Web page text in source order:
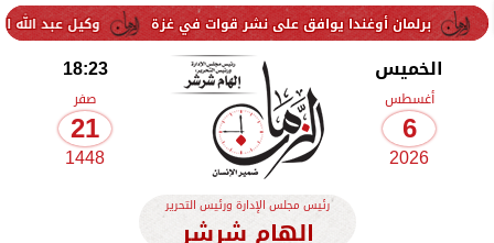
وكيل عبد الله السعيد: لم أوغندا يوافق على نشر قوات في غزة
الخميس
أغسطس
6
2026
18:23
صفر
21
1448
رئيس مجلس الإدارة ورئيس التحرير
إلهام شرشر